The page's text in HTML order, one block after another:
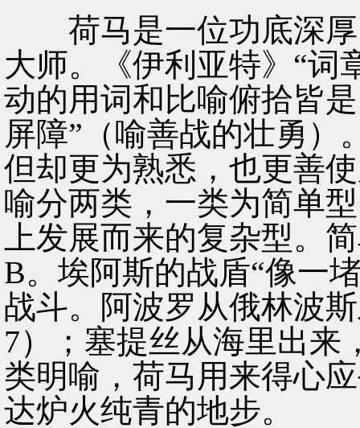
荷马是一位功底深厚
大师。《伊利亚特》“词
动的用词和比喻俯拾皆
屏障”（喻善战的壮勇）
但却更为熟悉，也更善
喻分两类，一类为简单
上发展而来的复杂型。
B。埃阿斯的战盾“像一
战斗。阿波罗从俄林波
7）；塞提丝从海里出来
类明喻，荷马用来得心
达炉火纯青的地步。